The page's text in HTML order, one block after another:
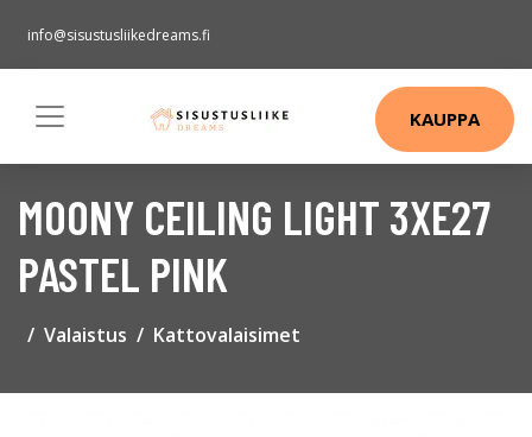
info@sisustusliikedreams.fi
KAUPPA
MOONY CEILING LIGHT 3XE27
PASTEL PINK
Valaistus Kattovalaisimet